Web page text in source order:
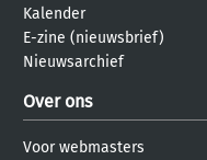
Kalender
E-zine (nieuwsbrief)
Nieuwsarchief
Over ons
Voor webmasters